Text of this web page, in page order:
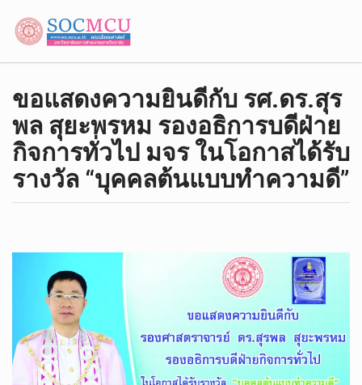
ขอแสดงความยินดีกับ รศ.ดร.สุร
พล สุยะพรหม รองอธิการบดีฝ่าย
กิจการทั่วไป มจร ในโอกาสได้รับ
รางวัล “บุคคลต้นแบบทำความดี”